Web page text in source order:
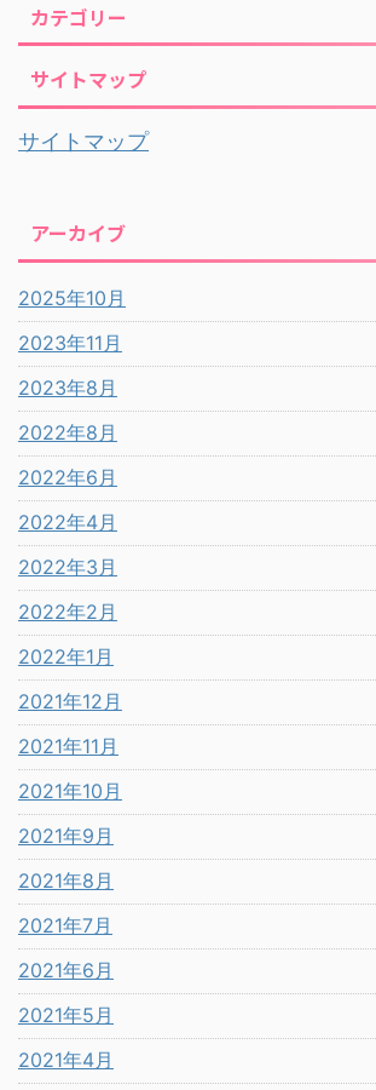
カテゴリー
サイトマップ
サイトマップ
アーカイブ
2025年10月
2023年11月
2023年8月
2022年8月
2022年6月
2022年4月
2022年3月
2022年2月
2022年1月
2021年12月
2021年11月
2021年10月
2021年9月
2021年8月
2021年7月
2021年6月
2021年5月
2021年4月